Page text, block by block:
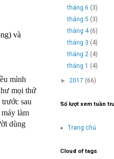
và
mình
mọi thứ
sau
làm
dùng
tháng 6 (3)
tháng 5 (3)
tháng 4 (6)
tháng 3 (4)
tháng 2 (4)
tháng 1 (4)
► 2017 (66)
Số lượt xem tuần
Trang chủ
Cloud of tags